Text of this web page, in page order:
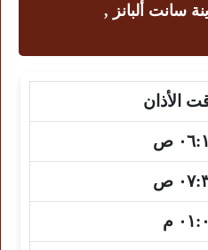
سانت ألبانز ,
الأذان
ص
ص
م